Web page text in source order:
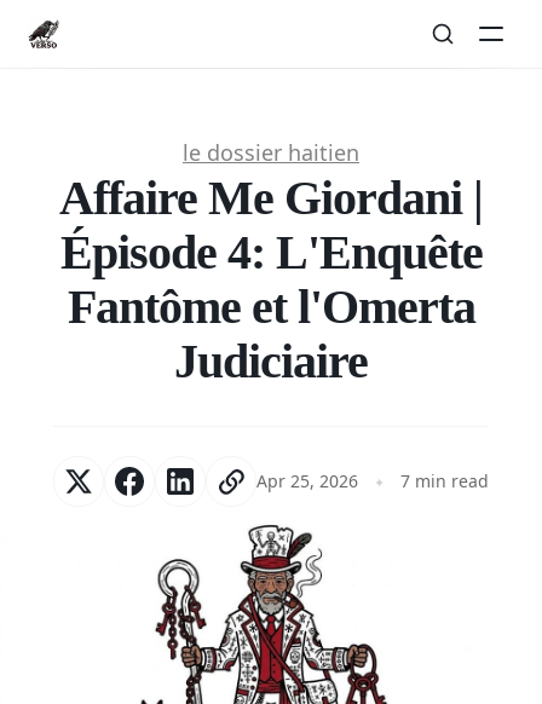
le dossier haitien
Affaire Me Giordani |
Épisode 4: L'Enquête
Fantôme et l'Omerta
Judiciaire
Apr 25, 2026 7 min read